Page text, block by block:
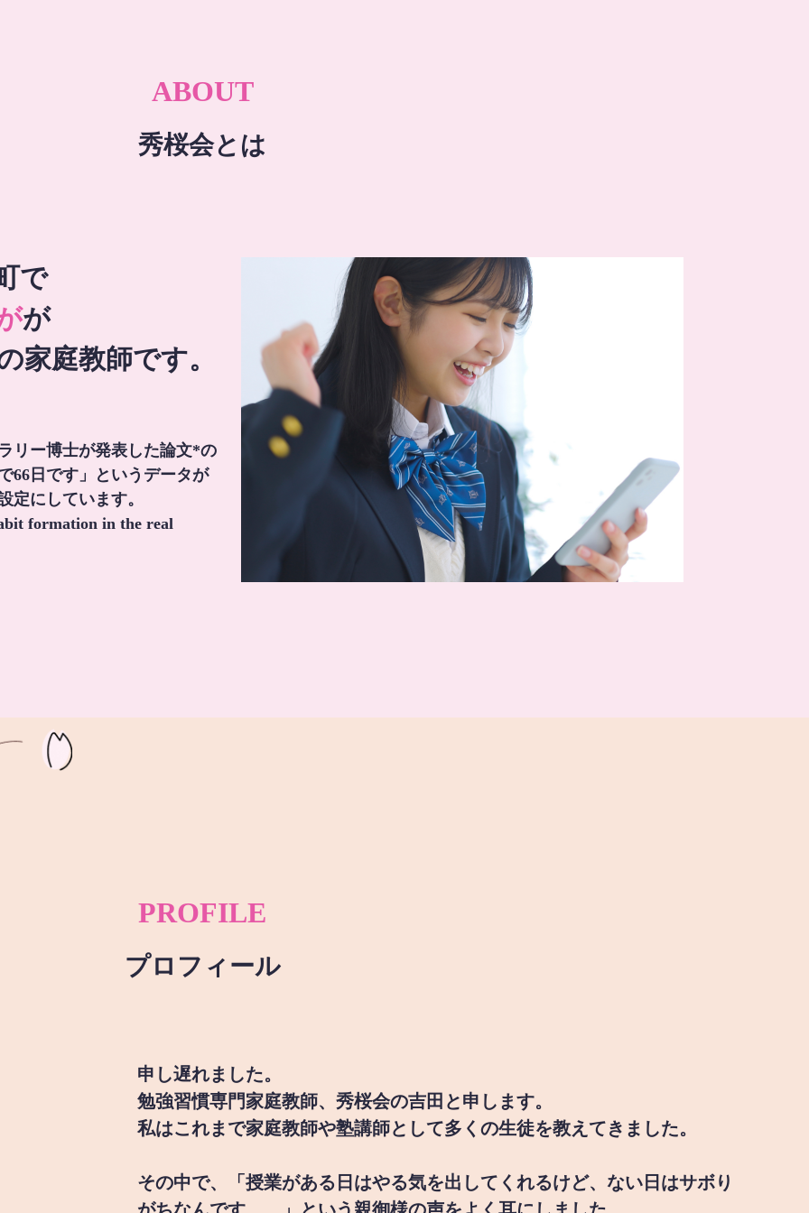
ABOUT
秀桜会とは
で
が
家庭教師です。
リー博士が発表した論文*の
66日です」というデータが
定にしています。
formation in the real
PROFILE
プロフィール
申し遅れました。
勉強習慣専門家庭教師、秀桜会の吉田と申します。
私はこれまで家庭教師や塾講師として多くの生徒を教えてきました。
その中で、「授業がある日はやる気を出してくれるけど、ない日はサボり